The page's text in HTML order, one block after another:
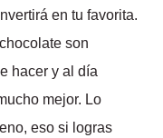
en tu favorita.
son
hacer y al día
mejor. Lo
eso si logras